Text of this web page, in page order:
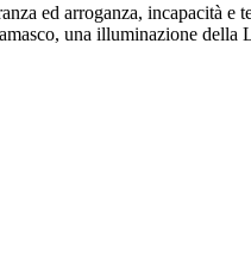
ed arroganza, incapacità e
una illuminazione della